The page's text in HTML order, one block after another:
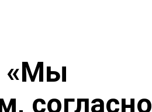
«Мы
согласно